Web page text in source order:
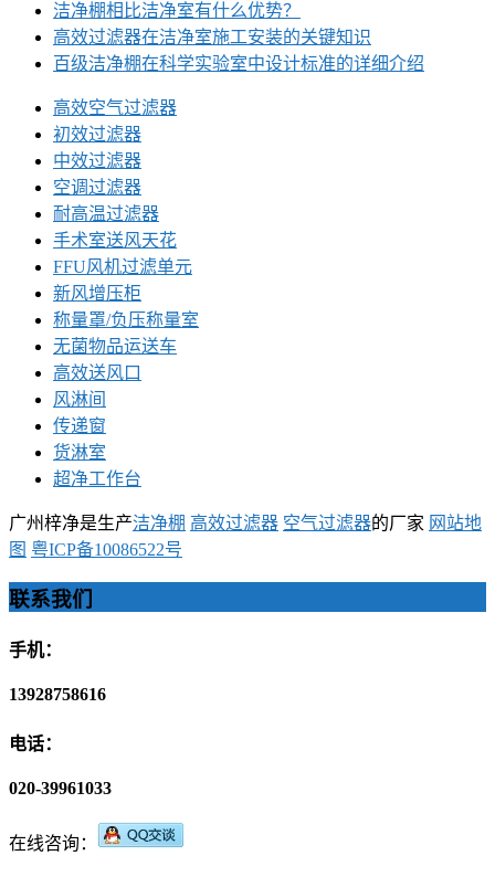
洁净棚相比洁净室有什么优势？
高效过滤器在洁净室施工安装的关键知识
百级洁净棚在科学实验室中设计标准的详细介绍
高效空气过滤器
初效过滤器
中效过滤器
空调过滤器
耐高温过滤器
手术室送风天花
FFU风机过滤单元
新风增压柜
称量罩/负压称量室
无菌物品运送车
高效送风口
风淋间
传递窗
货淋室
超净工作台
广州梓净是生产洁净棚 高效过滤器 空气过滤器的厂家 网站地
图 粤ICP备10086522号
联系我们
手机：
13928758616
电话：
020-39961033
在线咨询：